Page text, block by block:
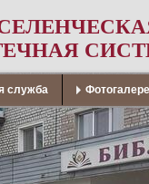
служба